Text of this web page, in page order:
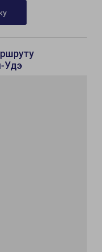
Удэ